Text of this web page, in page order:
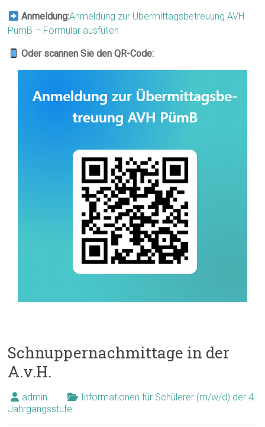
Anmeldung:Anmeldung zur Übermittagsbetreuung AVH
PümB – Formular ausfüllen
Oder scannen Sie den QR-Code:
Schnuppernachmittage in der
A.v.H.
admin
Informationen für Schülerer (m/w/d) der 4.
Jahrgangsstufe